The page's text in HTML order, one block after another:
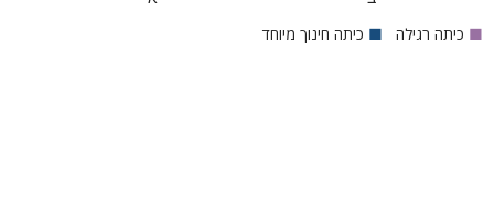
■ כיתה רגילה ■ כיתה חינוך מיוחד